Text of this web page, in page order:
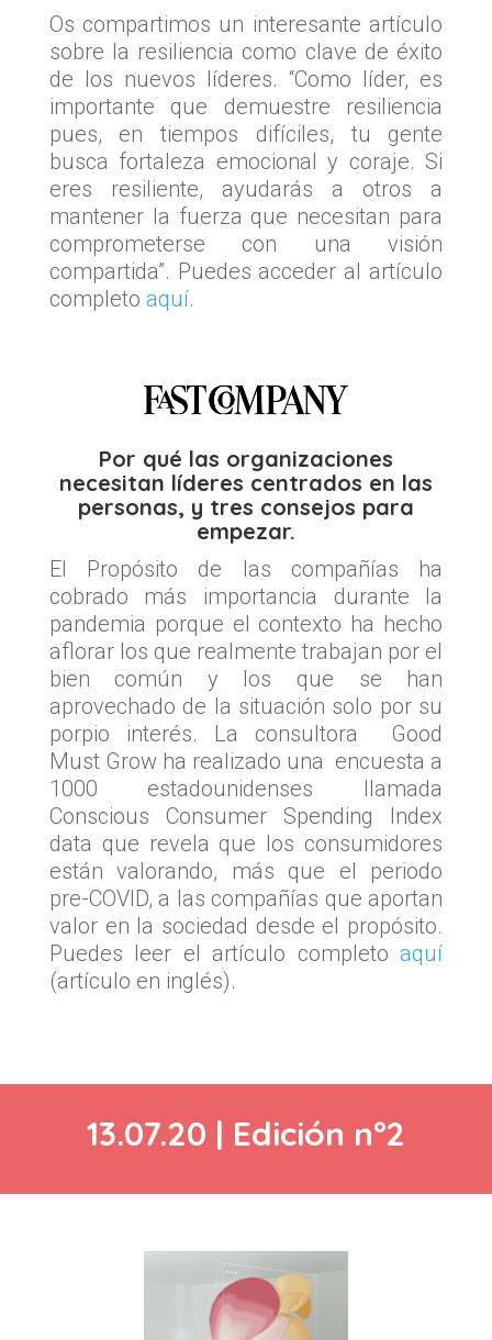
Os compartimos un interesante artículo
sobre la resiliencia como clave de éxito
de los nuevos líderes. “Como líder, es
importante que demuestre resiliencia
pues, en tiempos difíciles, tu gente
busca fortaleza emocional y coraje. Si
eres resiliente, ayudarás a otros a
mantener la fuerza que necesitan para
comprometerse con una visión
compartida”. Puedes acceder al artículo
completo aquí.
Por qué las organizaciones
necesitan líderes centrados en las
personas, y tres consejos para
empezar.
El Propósito de las compañías ha
cobrado más importancia durante la
pandemia porque el contexto ha hecho
aflorar los que realmente trabajan por el
bien común y los que se han
aprovechado de la situación solo por su
porpio interés. La consultora Good
Must Grow ha realizado una encuesta a
1000 estadounidenses llamada
Conscious Consumer Spending Index
data que revela que los consumidores
están valorando, más que el periodo
pre-COVID, a las compañías que aportan
valor en la sociedad desde el propósito.
Puedes leer el artículo completoaquí
(artículo en inglés).
13.07.20 | Edición nº2